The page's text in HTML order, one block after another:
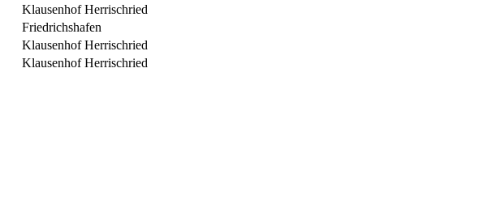
Klausenhof Herrischried
Friedrichshafen
Klausenhof Herrischried
Klausenhof Herrischried